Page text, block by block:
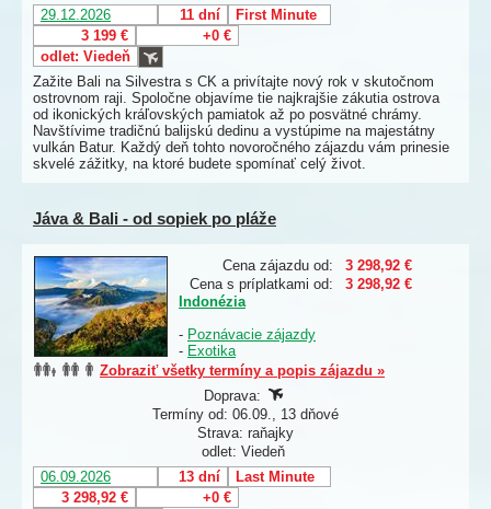
29.12.2026
11 dní
First Minute
3 199 €
+0 €
odlet: Viedeň
Zažite Bali na Silvestra s CK a privítajte nový rok v skutočnom
ostrovnom raji. Spoločne objavíme tie najkrajšie zákutia ostrova
od ikonických kráľovských pamiatok až po posvätné chrámy.
Navštívime tradičnú balijskú dedinu a vystúpime na majestátny
vulkán Batur. Každý deň tohto novoročného zájazdu vám prinesie
skvelé zážitky, na ktoré budete spomínať celý život.
Jáva & Bali - od sopiek po pláže
Cena zájazdu od:
3 298,92 €
Cena s príplatkami od:
3 298,92 €
Indonézia
- Poznávacie zájazdy
- Exotika
Zobraziť všetky termíny a popis zájazdu »
Doprava:
Termíny od: 06.09., 13 dňové
Strava: raňajky
odlet: Viedeň
06.09.2026
13 dní
Last Minute
3 298,92 €
+0 €